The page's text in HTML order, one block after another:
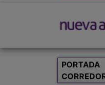
PORTADA